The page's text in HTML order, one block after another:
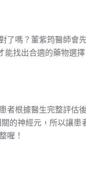
了嗎？董紫筠醫師
找出合適的藥物選
者根據醫生完整評估
的神經元，所以讓
喔！